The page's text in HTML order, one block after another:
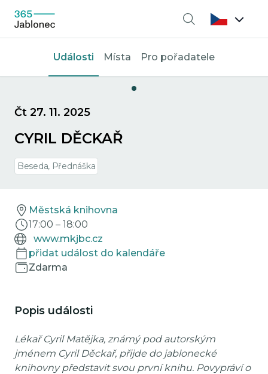
Vyhledávání
Události Místa Pro pořadatele
Čt 27. 11. 2025
CYRIL DĚCKAŘ
Beseda, Přednáška
Městská knihovna
17:00 – 18:00
www.mkjbc.cz
přidat událost do kalendáře
Zdarma
Popis události
Lékař Cyril Matějka, známý pod autorským
jménem Cyril Děckař, přijde do jablonecké
knihovny představit svou první knihu. Povypráví o